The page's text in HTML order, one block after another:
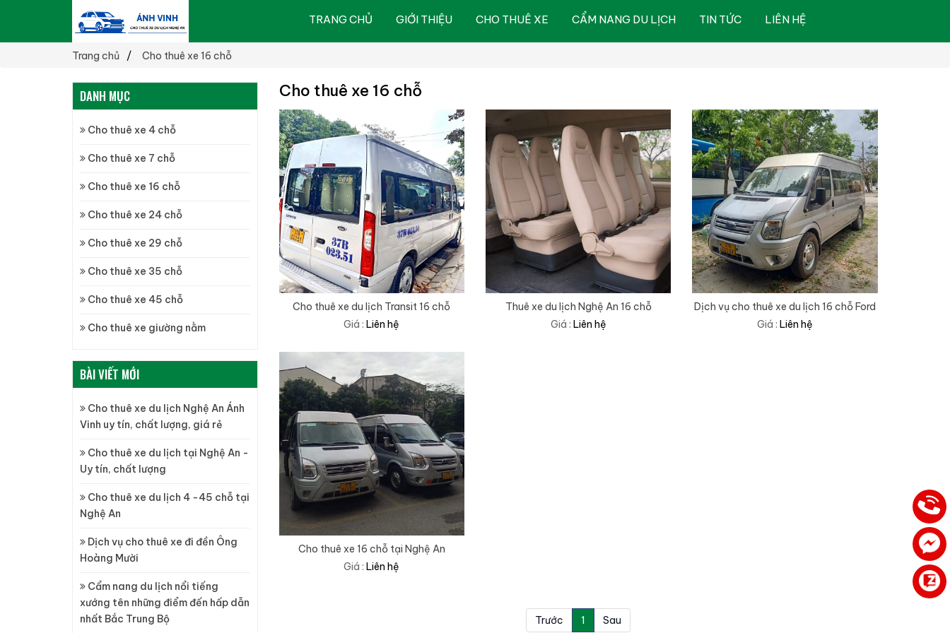
TRANG CHỦ GIỚI THIỆU CHO THUÊ XE CẨM NANG DU LỊCH TIN TỨC LIÊN HỆ
Trang chủ Cho thuê xe 16 chỗ
DANH MỤC
Cho thuê xe 4 chỗ
Cho thuê xe 7 chỗ
Cho thuê xe 16 chỗ
Cho thuê xe 24 chỗ
Cho thuê xe 29 chỗ
Cho thuê xe 35 chỗ
Cho thuê xe 45 chỗ
Cho thuê xe giường nằm
BÀI VIẾT MỚI
Cho thuê xe du lịch Nghệ An Ánh
Vinh uy tín, chất lượng, giá rẻ
Cho thuê xe du lịch tại Nghệ An -
Uy tín, chất lượng
Cho thuê xe du lịch 4 -45 chỗ tại
Nghệ An
Dịch vụ cho thuê xe đi đền Ông
Hoàng Mười
Cẩm nang du lịch nổi tiếng
xướng tên những điểm đến hấp dẫn
nhất Bắc Trung Bộ
Cho thuê xe 16 chỗ
Cho thuê xe du lịch Transit 16 chỗ
Giá :Liên hệ
Thuê xe du lịch Nghệ An 16 chỗ
Giá : Liên hệ
Dịch vụ cho thuê xe du lịch 16 chỗ Ford
Giá :Liên hệ
Cho thuê xe 16 chỗ tại Nghệ An
Giá :Liên hệ
Trước 1 Sau